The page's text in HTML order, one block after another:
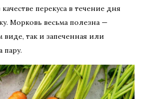
перекуса в течение дня
Морковь весьма полезна —
виде, так и запеченная или
пару.